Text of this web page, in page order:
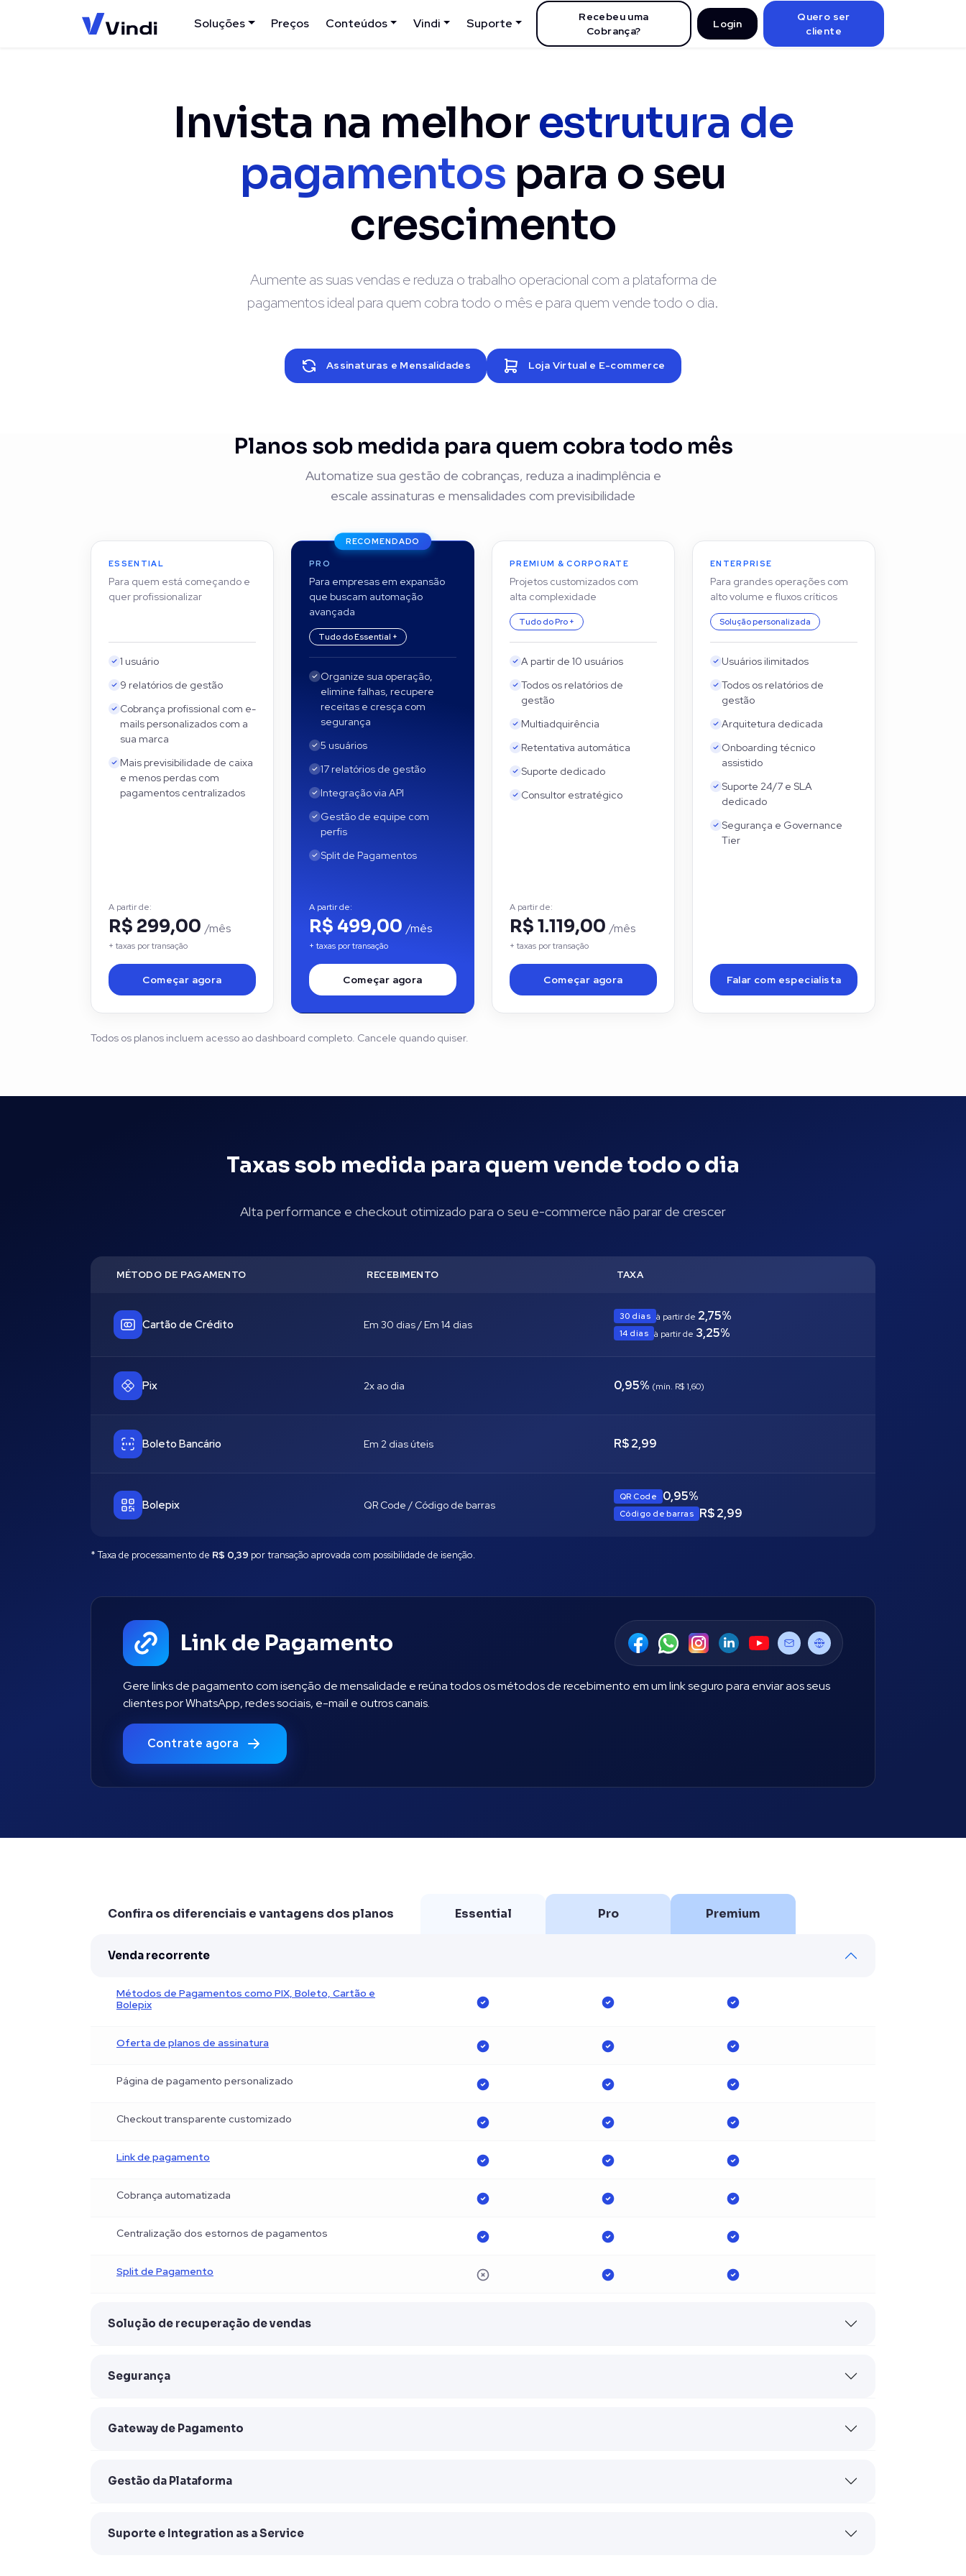
Soluções Preços Conteúdos Vindi Suporte
Recebeu uma
Cobrança?
Login
Quero ser
cliente
Invista na melhorestrutura de
pagamentos para o seu
crescimento
Aumente as suas vendas e reduza o trabalho operacional com a plataforma de
pagamentos ideal para quem cobra todo o mês e para quem vende todo o dia.
Assinaturas e Mensalidades Loja Virtual e E-commerce
Planos sob medida para quem cobra todo mês
Automatize sua gestão de cobranças, reduza a inadimplência e
escale assinaturas e mensalidades com previsibilidade
ESSENTIAL
Para quem está começando e
quer profissionalizar
1 usuário
9 relatórios de gestão
Cobrança profissional com e-
mails personalizados com a
sua marca
Mais previsibilidade de caixa
e menos perdas com
pagamentos centralizados
A partir de:
R$ 299,00 /mês
+ taxas por transação
Começar agora
RECOMENDADO
PRO
Para empresas em expansão
que buscam automação
avançada
Tudo do Essential +
Organize sua operação,
elimine falhas, recupere
receitas e cresça com
segurança
5 usuários
17 relatórios de gestão
Integração via API
Gestão de equipe com
perfis
Split de Pagamentos
A partir de:
R$ 499,00 /mês
+ taxas por transação
Começar agora
PREMIUM & CORPORATE
Projetos customizados com
alta complexidade
Tudo do Pro +
A partir de 10 usuários
Todos os relatórios de
gestão
Multiadquirência
Retentativa automática
Suporte dedicado
Consultor estratégico
A partir de:
R$ 1.119,00 /mês
+ taxas por transação
Começar agora
ENTERPRISE
Para grandes operações com
alto volume e fluxos críticos
Solução personalizada
Usuários ilimitados
Todos os relatórios de
gestão
Arquitetura dedicada
Onboarding técnico
assistido
Suporte 24/7 e SLA
dedicado
Segurança e Governance
Tier
Falar com especialista
Todos os planos incluem acesso ao dashboard completo. Cancele quando quiser.
Taxas sob medida para quem vende todo o dia
Alta performance e checkout otimizado para o seu e-commerce não parar de crescer
MÉTODO DE PAGAMENTO RECEBIMENTO TAXA
Cartão de Crédito Em 30 dias / Em 14 dias
30 dias à partir de 2,75%
14 dias à partir de 3,25%
Pix 2x ao dia 0,95% (mín. R$ 1,60)
Boleto Bancário Em 2 dias úteis R$ 2,99
Bolepix QR Code / Código de barras
QR Code 0,95%
Código de barras R$ 2,99
* Taxa de processamento de R$ 0,39 por transação aprovada com possibilidade de isenção.
Link de Pagamento
Gere links de pagamento com isenção de mensalidade e reúna todos os métodos de recebimento em um link seguro para enviar aos seus
clientes por WhatsApp, redes sociais, e-mail e outros canais.
Contrate agora
Confira os diferenciais e vantagens dos planos Essential Pro Premium
Venda recorrente
Métodos de Pagamentos como PIX, Boleto, Cartão e
Bolepix
Oferta de planos de assinatura
Página de pagamento personalizado
Checkout transparente customizado
Link de pagamento
Cobrança automatizada
Centralização dos estornos de pagamentos
Split de Pagamento
Solução de recuperação de vendas
Segurança
Gateway de Pagamento
Gestão da Plataforma
Suporte e Integration as a Service